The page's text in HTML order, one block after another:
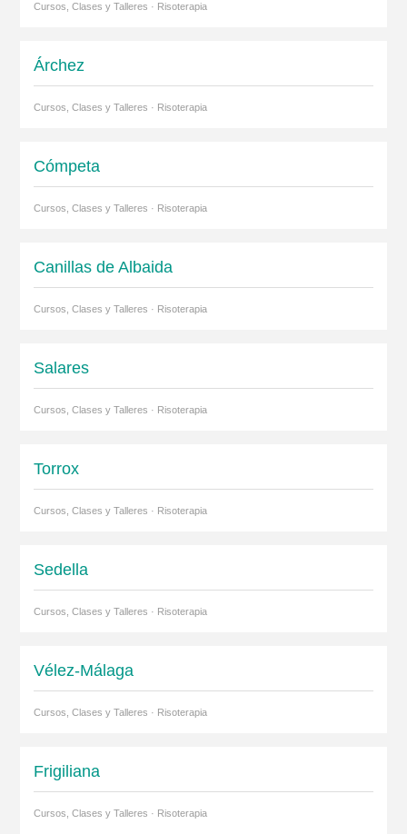
Cursos, Clases y Talleres · Risoterapia
Árchez
Cursos, Clases y Talleres · Risoterapia
Cómpeta
Cursos, Clases y Talleres · Risoterapia
Canillas de Albaida
Cursos, Clases y Talleres · Risoterapia
Salares
Cursos, Clases y Talleres · Risoterapia
Torrox
Cursos, Clases y Talleres · Risoterapia
Sedella
Cursos, Clases y Talleres · Risoterapia
Vélez-Málaga
Cursos, Clases y Talleres · Risoterapia
Frigiliana
Cursos, Clases y Talleres · Risoterapia